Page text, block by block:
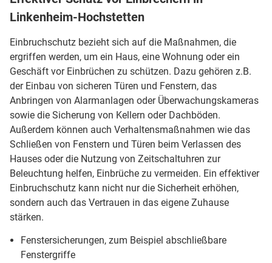
Linkenheim-Hochstetten
Einbruchschutz bezieht sich auf die Maßnahmen, die
ergriffen werden, um ein Haus, eine Wohnung oder ein
Geschäft vor Einbrüchen zu schützen. Dazu gehören z.B.
der Einbau von sicheren Türen und Fenstern, das
Anbringen von Alarmanlagen oder Überwachungskameras
sowie die Sicherung von Kellern oder Dachböden.
Außerdem können auch Verhaltensmaßnahmen wie das
Schließen von Fenstern und Türen beim Verlassen des
Hauses oder die Nutzung von Zeitschaltuhren zur
Beleuchtung helfen, Einbrüche zu vermeiden. Ein effektiver
Einbruchschutz kann nicht nur die Sicherheit erhöhen,
sondern auch das Vertrauen in das eigene Zuhause
stärken.
Fenstersicherungen, zum Beispiel abschließbare
Fenstergriffe